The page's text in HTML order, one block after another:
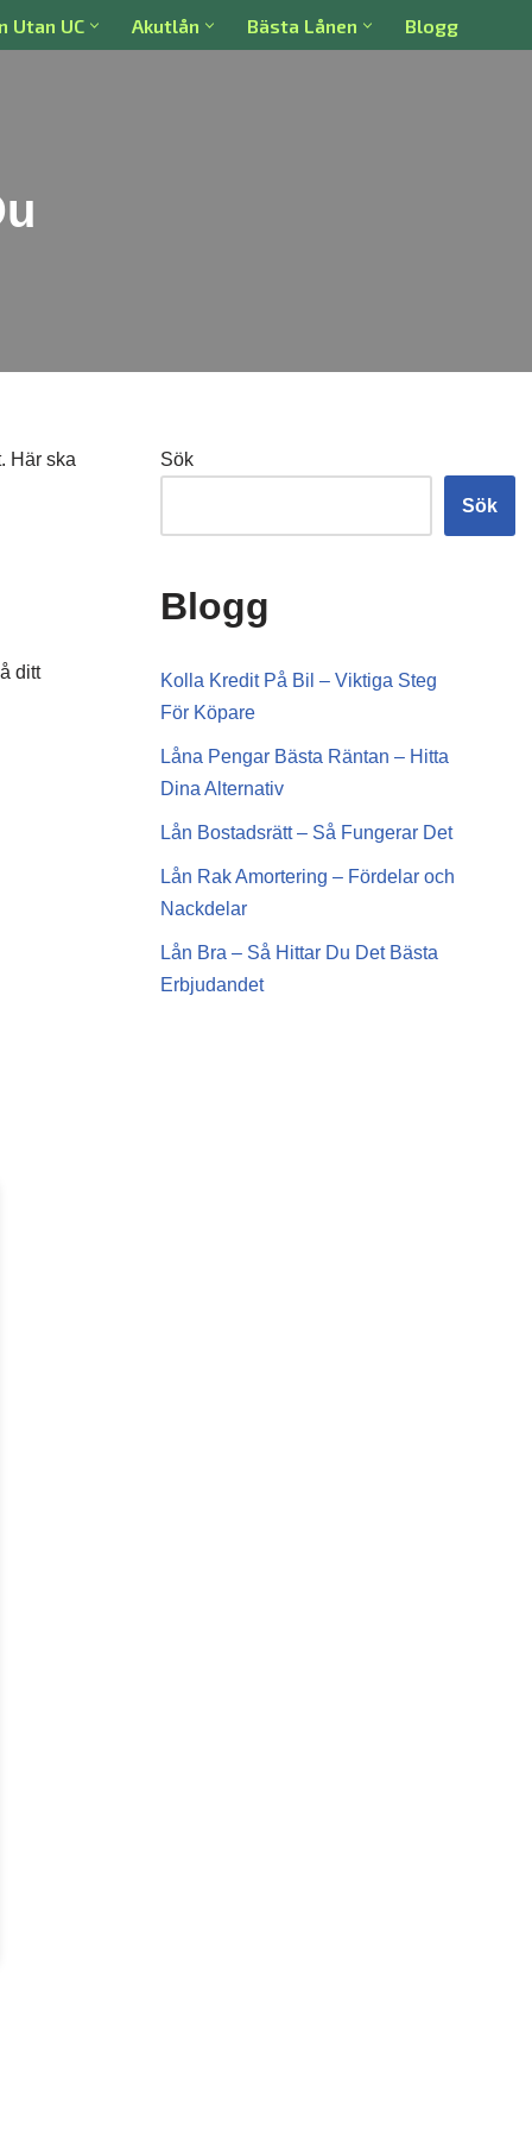
Utan UC Akutlån Bästa Lånen Blogg
Här ska
ditt
Sök
Sök
Blogg
Kolla Kredit På Bil – Viktiga Steg
För Köpare
Låna Pengar Bästa Räntan – Hitta
Dina Alternativ
Lån Bostadsrätt – Så Fungerar Det
Lån Rak Amortering – Fördelar och
Nackdelar
Lån Bra – Så Hittar Du Det Bästa
Erbjudandet